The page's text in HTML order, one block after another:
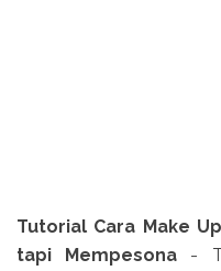
Tutorial Cara Make
tapi Mempesona -